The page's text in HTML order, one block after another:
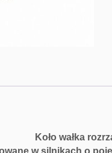
Koło wałka
w silnikach o